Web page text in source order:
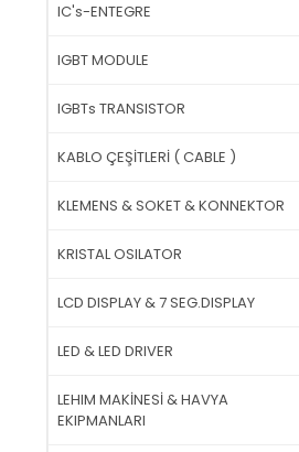
IC's-ENTEGRE
IGBT MODULE
IGBTs TRANSISTOR
KABLO ÇEŞİTLERİ ( CABLE )
KLEMENS & SOKET & KONNEKTOR
KRISTAL OSILATOR
LCD DISPLAY & 7 SEG.DISPLAY
LED & LED DRIVER
LEHIM MAKİNESİ & HAVYA
EKIPMANLARI